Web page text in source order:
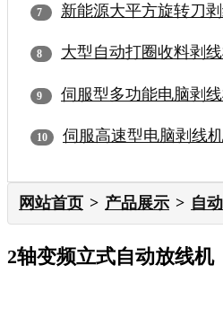
新能源大平方旋转刀
大型自动打圈收料剥
伺服型多功能电脑剥
伺服高速型电脑剥线机
网站首页 产品展示 自
2轴变频立式自动放线机